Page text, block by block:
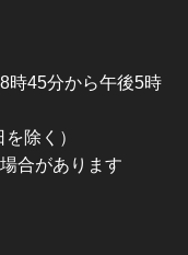
時45分から午後5時
除く）
合があります